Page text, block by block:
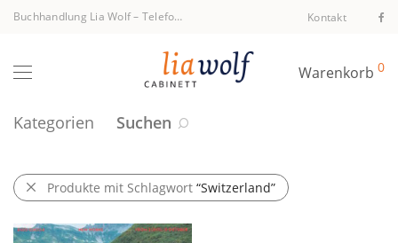
Buchhandlung Lia Wolf– Telefon +43 1 512 40 94 Kontakt
Warenkorb 0
Kategorien Suchen
Produkte mit Schlagwort “Switzerland”